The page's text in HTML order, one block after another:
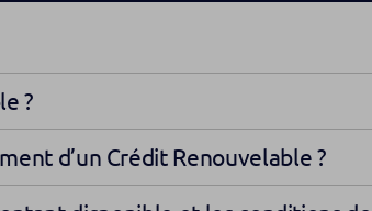
?
d’un Crédit Renouvelable ?